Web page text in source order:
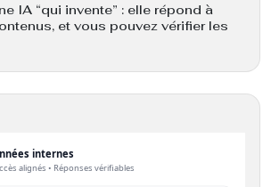
IA “qui invente” : elle répond à
et vous pouvez vérifier les